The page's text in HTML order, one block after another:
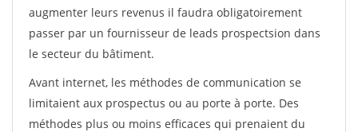
augmenter leurs revenus il faudra obligatoirement
passer par un fournisseur de leads prospectsion dans
le secteur du bâtiment.
Avant internet, les méthodes de communication se
limitaient aux prospectus ou au porte à porte. Des
méthodes plus ou moins efficaces qui prenaient du